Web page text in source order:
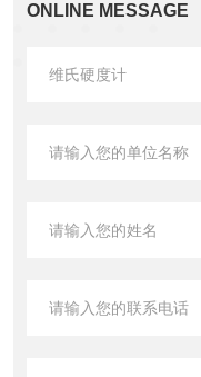
ONLINE MESSAGE